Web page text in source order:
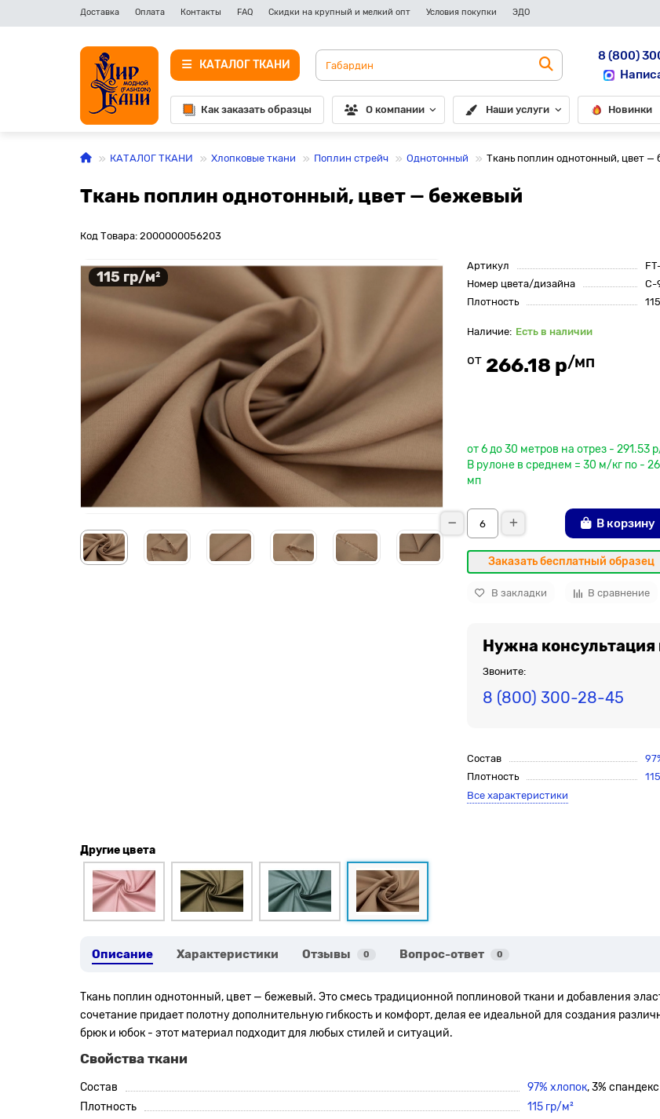
Доставка Оплата Контакты FAQ Скидки на крупный и мелкий опт Условия покупки ЭДО
КАТАЛОГ ТКАНИ
8 (800)
Как заказать образцы О компании Наши услуги Новинки
КАТАЛОГ ТКАНИ Хлопковые ткани Поплин стрейч Однотонный Ткань поплин однотонный, цвет —
Ткань поплин однотонный, цвет — бежевый
Код Товара: 2000000056203
115 гр/м²
Артикул
Номер цвета/дизайна
С-
Плотность
Есть в наличии
от 266.18 р/мп
от 6 до 30 метров на отрез - 291.53
В рулоне в среднем = 30 м/кг по -
мп
В корзину
Заказать бесплатный образец
В закладки В сравнение
Нужна консультация
Звоните:
8 (800) 300-28-45
Состав
Плотность
Все характеристики
Другие цвета
Описание Характеристики Отзывы 0 Вопрос-ответ 0
Ткань поплин однотонный, цвет — бежевый. Это смесь традиционной поплиновой ткани и добавления
сочетание придает полотну дополнительную гибкость и комфорт, делая ее идеальной для создания
брюк и юбок - этот материал подходит для любых стилей и ситуаций.
Свойства ткани
Состав 97% хлопок, 3% спандекс
Плотность
115 гр/м²